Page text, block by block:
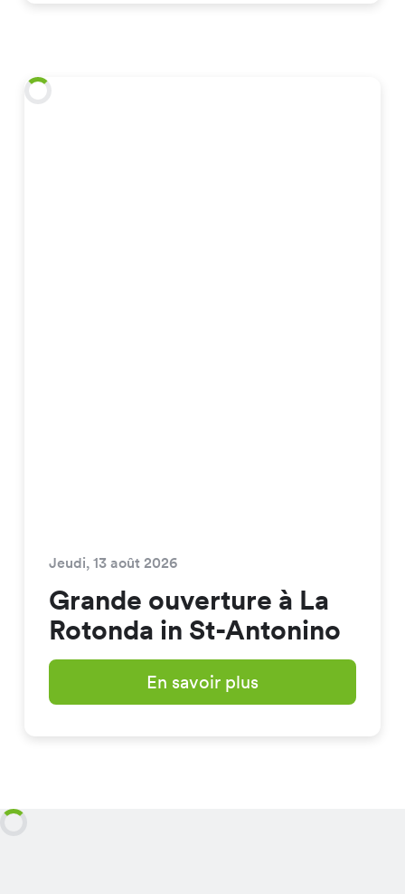
Jeudi, 13 août 2026
Grande ouverture à La
Rotonda in St-Antonino
En savoir plus